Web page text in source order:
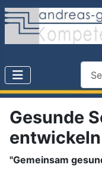
Gesunde
entwickeln
"Gemeinsam